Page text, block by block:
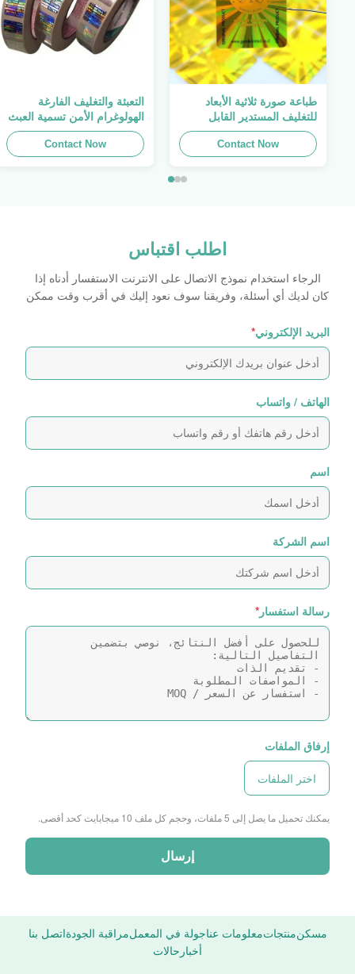
طباعة صورة ثلاثية الأبعاد
للتغليف المستدير القابل
للطباعة ، الملصق الأصلي ،
صفائح لاصقة ذاتية اللصق
Contact Now
التعبئة والتغليف الفارغة
الهولوغرام الأمن تسمية العبث
واضح ملصق الهولوغرام شعار
الليزر
Contact Now
اطلب اقتباس
الرجاء استخدام نموذج الاتصال على الانترنت الاستفسار أدناه إذا
كان لديك أي أسئلة، وفريقنا سوف نعود إليك في أقرب وقت ممكن
البريد الإلكتروني*
الهاتف / واتساب
اسم
اسم الشركة
رسالة استفسار *
إرفاق الملفات
اختر الملفات
يمكنك تحميل ما يصل إلى 5 ملفات، وحجم كل ملف 10 ميجابايت كحد أقصى.
إرسال
مسكنمنتجاتمعلومات عناجولة في المعملمراقبة الجودةاتصل بنا
أخبار حالات